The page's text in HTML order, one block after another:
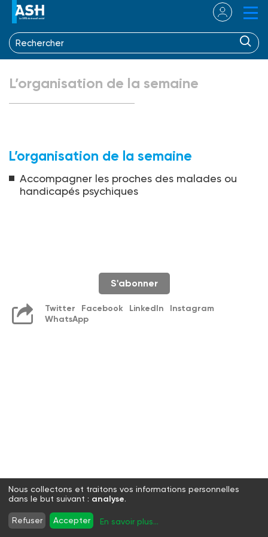
L’organisation de la semaine
L’organisation de la semaine
Accompagner les proches des malades ou
handicapés psychiques
S'abonner
Twitter Facebook LinkedIn
Instagram
WhatsApp
Nous collectons et traitons vos informations personnelles
dans le but suivant : analyse.
Refuser Accepter En savoir plus...